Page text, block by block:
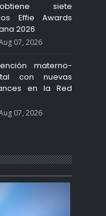
siete
Effie Awards
2026
07, 2026
materno-
con nuevas
en la Red
07, 2026